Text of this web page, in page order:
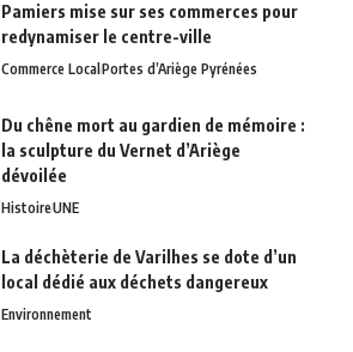
Pamiers mise sur ses commerces pour
redynamiser le centre-ville
Commerce LocalPortes d’Ariège Pyrénées
Du chêne mort au gardien de mémoire :
la sculpture du Vernet d’Ariège
dévoilée
HistoireUNE
La déchèterie de Varilhes se dote d’un
local dédié aux déchets dangereux
Environnement